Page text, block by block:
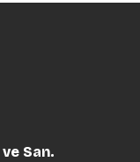
San.